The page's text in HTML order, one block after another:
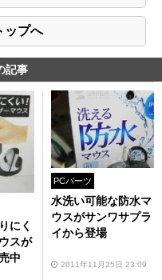
ップへ
記事
にく
スが
中
PCパーツ
水洗い可能な防水マ
ウスがサンワサプラ
イから登場
2011年11月25日 23:09